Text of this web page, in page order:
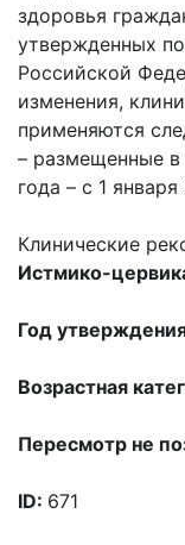
здоровья
утвержденных
Российской
изменения,
применяются
– размещенные в
года – с 1
Клинические
Истмико-
Год
Возрастная
Пересмотр не
ID: 671